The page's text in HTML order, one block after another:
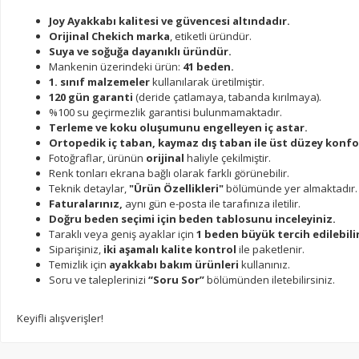
Joy Ayakkabı kalitesi ve güvencesi altındadır.
Orijinal Chekich marka , etiketli üründür.
Suya ve soğuğa dayanıklı üründür.
Mankenin üzerindeki ürün: 41 beden.
1. sınıf malzemelerkullanılarak üretilmiştir.
120 gün garanti (deride çatlamaya, tabanda kırılmaya).
%100 su geçirmezlik garantisi bulunmamaktadır.
Terleme ve koku oluşumunu engelleyen iç astar.
Ortopedik iç taban, kaymaz dış taban ile üst düzey
Fotoğraflar, ürünün orijinal haliyle çekilmiştir.
Renk tonları ekrana bağlı olarak farklı görünebilir.
Teknik detaylar, "Ürün Özellikleri"bölümünde yer almaktadır.
Faturalarınız, aynı gün e-posta ile tarafınıza iletilir.
Doğru beden seçimi için beden tablosunu inceleyiniz.
Taraklı veya geniş ayaklar için 1 beden büyük tercih
Siparişiniz, iki aşamalı kalite kontrol ile paketlenir.
Temizlik için ayakkabı bakım ürünleri kullanınız.
Soru ve taleplerinizi “Soru Sor”bölümünden iletebilirsiniz.
Keyifli alışverişler!